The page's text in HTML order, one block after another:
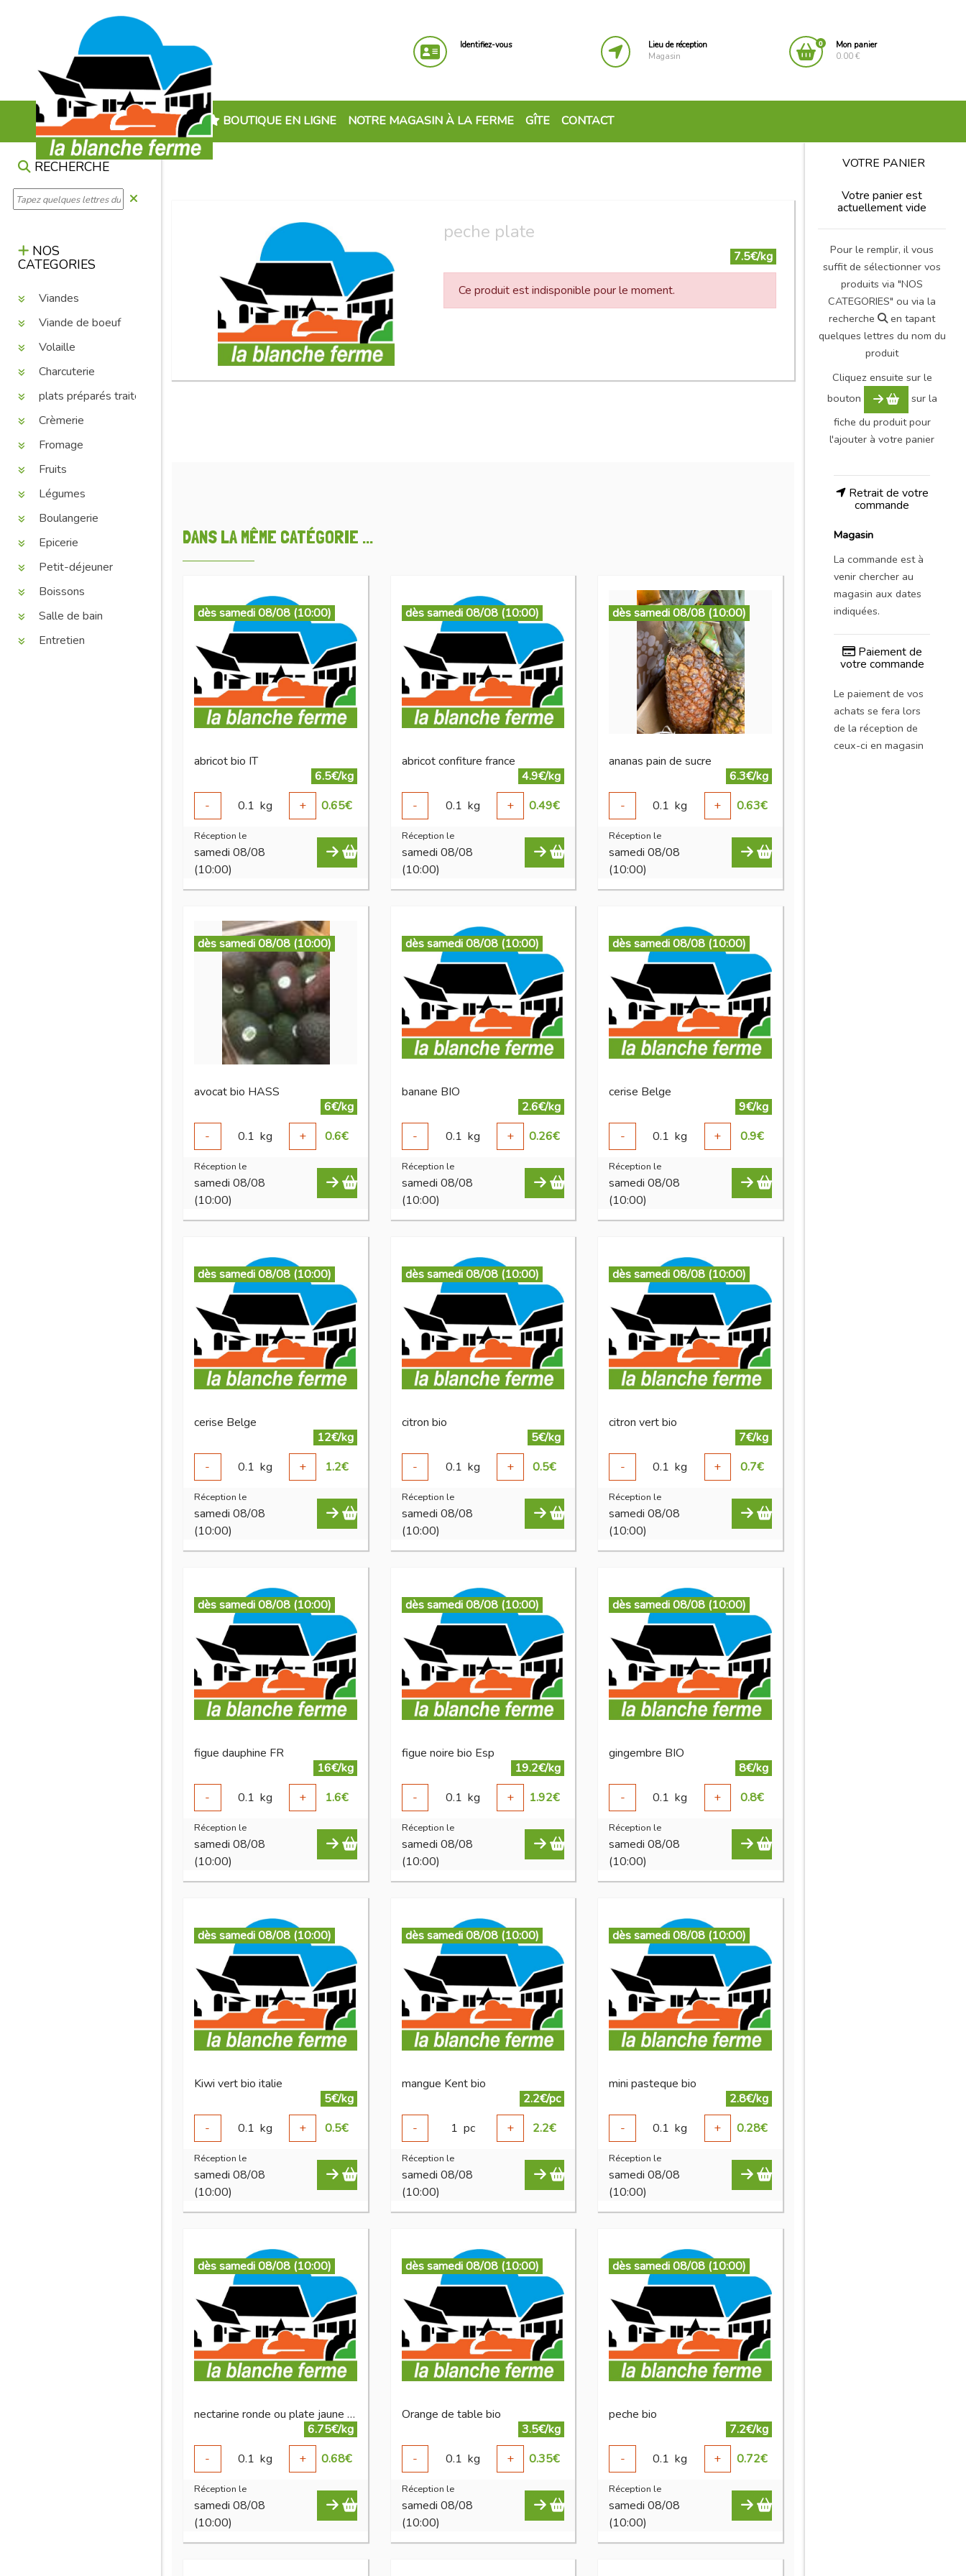
Identifiez-vous
Lieu de réception
Magasin
0
Mon panier
0.00 €
BOUTIQUE EN LIGNE NOTRE MAGASIN À LA FERME GÎTE CONTACT
RECHERCHE
NOS
CATEGORIES
Viandes
Viande de boeuf
Volaille
Charcuterie
plats préparés traiteur
Crèmerie
Fromage
Fruits
Légumes
Boulangerie
Epicerie
Petit-déjeuner
Boissons
Salle de bain
Entretien
peche plate
7.5€/kg
Ce produit est indisponible pour le moment.
DANS LA MÊME CATÉGORIE ...
dès samedi 08/08 (10:00)
abricot bio IT
6.5€/kg
-
0.1 kg + 0.65€
Réception le
samedi 08/08
(10:00)
dès samedi 08/08 (10:00)
abricot confiture france
4.9€/kg
-
0.1 kg + 0.49€
Réception le
samedi 08/08
(10:00)
dès samedi 08/08 (10:00)
ananas pain de sucre
6.3€/kg
-
0.1 kg + 0.63€
Réception le
samedi 08/08
(10:00)
dès samedi 08/08 (10:00)
avocat bio HASS
6€/kg
-
0.1 kg + 0.6€
Réception le
samedi 08/08
(10:00)
dès samedi 08/08 (10:00)
banane BIO
2.6€/kg
-
0.1 kg + 0.26€
Réception le
samedi 08/08
(10:00)
dès samedi 08/08 (10:00)
cerise Belge
9€/kg
-
0.1 kg + 0.9€
Réception le
samedi 08/08
(10:00)
dès samedi 08/08 (10:00)
cerise Belge
12€/kg
-
0.1 kg + 1.2€
Réception le
samedi 08/08
(10:00)
dès samedi 08/08 (10:00)
citron bio
5€/kg
-
0.1 kg + 0.5€
Réception le
samedi 08/08
(10:00)
dès samedi 08/08 (10:00)
citron vert bio
7€/kg
-
0.1 kg + 0.7€
Réception le
samedi 08/08
(10:00)
dès samedi 08/08 (10:00)
figue dauphine FR
16€/kg
-
0.1 kg + 1.6€
Réception le
samedi 08/08
(10:00)
dès samedi 08/08 (10:00)
figue noire bio Esp
19.2€/kg
-
0.1 kg + 1.92€
Réception le
samedi 08/08
(10:00)
dès samedi 08/08 (10:00)
gingembre BIO
8€/kg
-
0.1 kg + 0.8€
Réception le
samedi 08/08
(10:00)
dès samedi 08/08 (10:00)
Kiwi vert bio italie
5€/kg
-
0.1 kg + 0.5€
Réception le
samedi 08/08
(10:00)
dès samedi 08/08 (10:00)
mangue Kent bio
2.2€/pc
-
1 pc + 2.2€
Réception le
samedi 08/08
(10:00)
dès samedi 08/08 (10:00)
mini pasteque bio
2.8€/kg
-
0.1 kg + 0.28€
Réception le
samedi 08/08
(10:00)
dès samedi 08/08 (10:00)
nectarine ronde ou plate jaune bio
6.75€/kg
-
0.1 kg + 0.68€
Réception le
samedi 08/08
(10:00)
dès samedi 08/08 (10:00)
Orange de table bio
3.5€/kg
-
0.1 kg + 0.35€
Réception le
samedi 08/08
(10:00)
dès samedi 08/08 (10:00)
peche bio
7.2€/kg
-
0.1 kg + 0.72€
Réception le
samedi 08/08
(10:00)
VOTRE PANIER
Votre panier est
actuellement vide
Pour le remplir, il vous
suffit de sélectionner vos
produits via "NOS
CATEGORIES" ou via la
recherche
en tapant
quelques lettres du nom du
produit
Cliquez ensuite sur le
bouton
sur la
fiche du produit pour
l'ajouter à votre panier
Retrait de votre
commande
Magasin
La commande est à
venir chercher au
magasin aux dates
indiquées.
Paiement de
votre commande
Le paiement de vos
achats se fera lors
de la réception de
ceux-ci en magasin